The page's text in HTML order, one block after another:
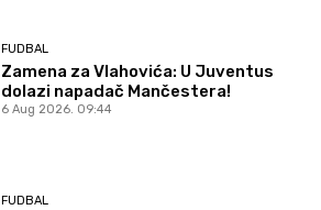
FUDBAL
Zamena za Vlahovića: U Juventus
dolazi napadač Mančestera!
6 Aug 2026. 09:44
FUDBAL